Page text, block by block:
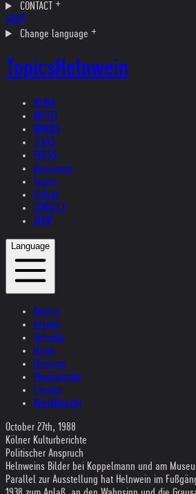
CONTACT
SHOP
Change language
TopicsHelnwein
NEWS
ARTIST
WORKS
TEXTS
PRESS
Interviews
Topics
Videos
CONTACT
SHOP
Language
Austria
Ireland
Helvetia
Music
Museum
Photography
Theater
Kristallnacht
October 27th, 1988
Kölner Kulturberichte
Politischer Anspruch
Helnweins Bilder bei Koppelmann und am
Parallel zur Ausstellung hat Helnwein im